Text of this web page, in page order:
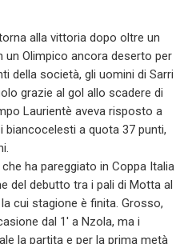
alla vittoria dopo oltre un
un Olimpico ancora deserto per
della società, gli uomini di Sarri
grazie al gol allo scadere di
Laurientè aveva risposto a
biancocelesti a quota 37 punti,
ha pareggiato in Coppa Italia
del debutto tra i pali di Motta al
cui stagione è finita. Grosso,
dal 1′ a Nzola, ma i
la partita e per la prima metà